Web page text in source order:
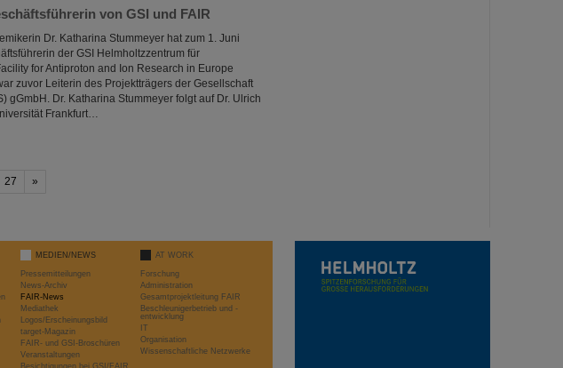
von GSI und FAIR
Dr. Katharina Stummeyer hat zum 1. Juni
der GSI Helmholtzzentrum für
for Antiproton and Ion Research in Europe
zuvor Leiterin des Projektträgers der Gesellschaft
gGmbH. Dr. Katharina Stummeyer folgt auf Dr. Ulrich
Frankfurt…
27 »
MEDIEN/NEWS
Pressemitteilungen
News-Archiv
FAIR-News
Mediathek
Logos/Erscheinungsbild
target-Magazin
FAIR- und GSI-Broschüren
Veranstaltungen
Besichtigungen bei GSI/FAIR
AT WORK
Forschung
Administration
Gesamtprojektleitung FAIR
Beschleunigerbetrieb und -
entwicklung
IT
Organisation
Wissenschaftliche Netzwerke